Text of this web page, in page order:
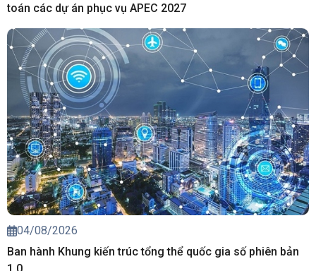
toán các dự án phục vụ APEC 2027
04/08/2026
Ban hành Khung kiến trúc tổng thể quốc gia số phiên bản
1.0